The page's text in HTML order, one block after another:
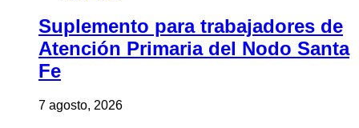
Suplemento para trabajadores de
Atención Primaria del Nodo Santa
Fe
7 agosto, 2026